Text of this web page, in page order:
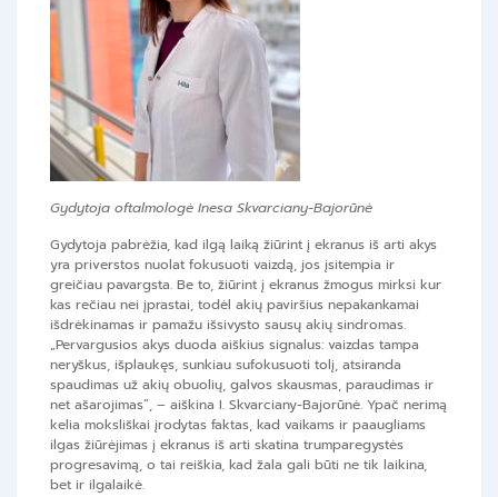
Gydytoja oftalmologė Inesa Skvarciany-Bajorūnė
Gydytoja pabrėžia, kad ilgą laiką žiūrint į ekranus iš arti akys
yra priverstos nuolat fokusuoti vaizdą, jos įsitempia ir
greičiau pavargsta. Be to, žiūrint į ekranus žmogus mirksi kur
kas rečiau nei įprastai, todėl akių paviršius nepakankamai
išdrėkinamas ir pamažu išsivysto sausų akių sindromas.
„Pervargusios akys duoda aiškius signalus: vaizdas tampa
neryškus, išplaukęs, sunkiau sufokusuoti tolį, atsiranda
spaudimas už akių obuolių, galvos skausmas, paraudimas ir
net ašarojimas”, – aiškina I. Skvarciany-Bajorūnė. Ypač nerimą
kelia moksliškai įrodytas faktas, kad vaikams ir paaugliams
ilgas žiūrėjimas į ekranus iš arti skatina trumparegystės
progresavimą, o tai reiškia, kad žala gali būti ne tik laikina,
bet ir ilgalaikė.